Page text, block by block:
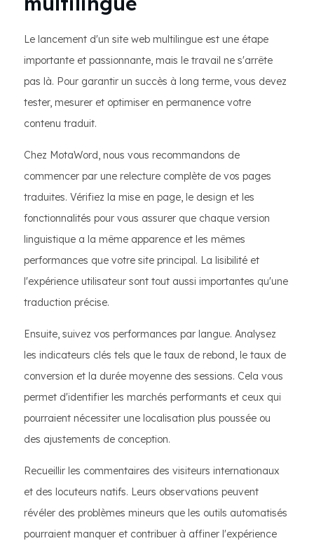
Le lancement d'un site web multilingue est une étape
importante et passionnante, mais le travail ne s'arrête
pas là. Pour garantir un succès à long terme, vous devez
tester, mesurer et optimiser en permanence votre
contenu traduit.
Chez MotaWord, nous vous recommandons de
commencer par une relecture complète de vos pages
traduites. Vérifiez la mise en page, le design et les
fonctionnalités pour vous assurer que chaque version
linguistique a la même apparence et les mêmes
performances que votre site principal. La lisibilité et
l'expérience utilisateur sont tout aussi importantes qu'une
traduction précise.
Ensuite, suivez vos performances par langue. Analysez
les indicateurs clés tels que le taux de rebond, le taux de
conversion et la durée moyenne des sessions. Cela vous
permet d'identifier les marchés performants et ceux qui
pourraient nécessiter une localisation plus poussée ou
des ajustements de conception.
Recueillir les commentaires des visiteurs internationaux
et des locuteurs natifs. Leurs observations peuvent
révéler des problèmes mineurs que les outils automatisés
pourraient manquer et contribuer à affiner l'expérience